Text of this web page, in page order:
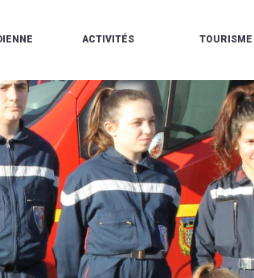
ACTIVITÉS
LA
MÉDIATHÈQUE
L'ÉCOLE
COMMUNAUTAIRE
DE
MUSIQUE
L'ÉCOLE
COMMUNAUTAIRE
DE
DANSE
LA
PISCINE
COMMUNAUTAIRE
ASSOCIATIONS
TOURISME
LA
VOIE
VERTE
VISITES
ET
DÉCOUVERTES
LES
RANDONNÉES
LE
CAMPING
POUR
CAMPING-
CARS
TENTES
ET
CARAVANES